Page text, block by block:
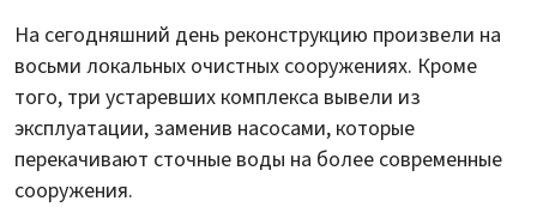
На сегодняшний день реконструкцию произвели на
восьми локальных очистных сооружениях. Кроме
того, три устаревших комплекса вывели из
эксплуатации, заменив насосами, которые
перекачивают сточные воды на более современные
сооружения.